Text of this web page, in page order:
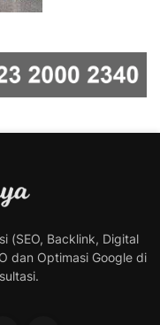
(SEO, Backlink, Digital
dan Optimasi Google di